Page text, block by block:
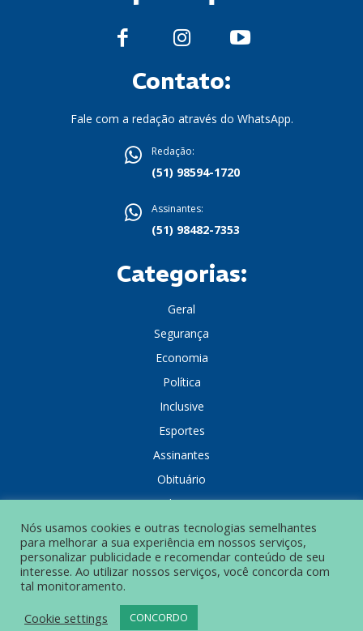
Contato:
Fale com a redação através do WhatsApp.
Redação:
(51) 98594-1720
Assinantes:
(51) 98482-7353
Categorias:
Geral
Segurança
Economia
Política
Inclusive
Esportes
Assinantes
Obituário
Colunistas
© Grupo Popular de Comunicação – Todos os direitos reservados.
POLÍTICA DE PRIVACIDADE
Nós usamos cookies e outras tecnologias semelhantes
para melhorar a sua experiência em nossos serviços,
personalizar publicidade e recomendar conteúdo de seu
interesse. Ao utilizar nossos serviços, você concorda com
tal monitoramento.
Cookie settings
CONCORDO